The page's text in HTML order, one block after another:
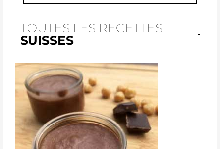
TOUTES LES RECETTES
SUISSES